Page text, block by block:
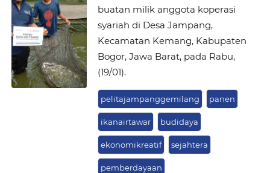
buatan milik anggota koperasi
syariah di Desa Jampang,
Kecamatan Kemang, Kabupaten
Bogor, Jawa Barat, pada Rabu,
(19/01).
pelitajampanggemilang panen
ikanairtawar budidaya
ekonomikreatif sejahtera
pemberdayaan